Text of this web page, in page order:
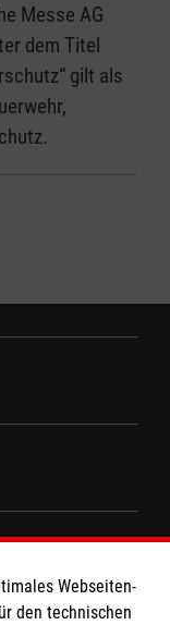
Messe AG
dem Titel
gilt als
Sie unter
Webseiten-
den technischen